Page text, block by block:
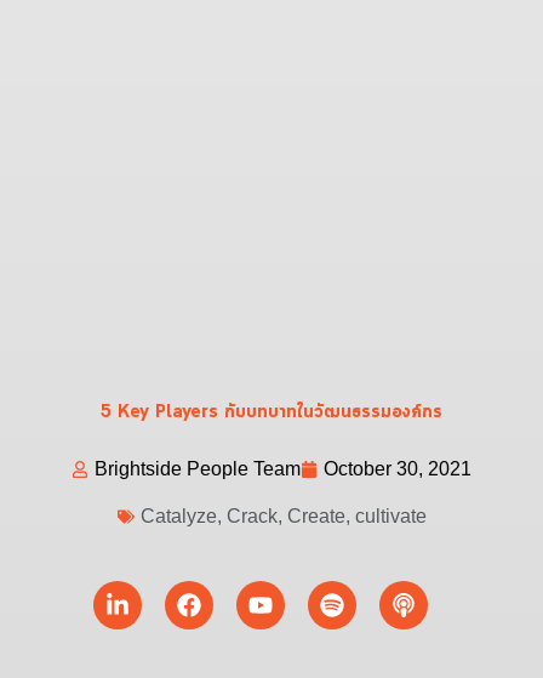
5 Key Players กับบทบาทในวัฒนธรรมองค์กร
Brightside People Team October 30, 2021
Catalyze, Crack, Create, cultivate
Linkedin-
in
FacebookYoutubeSpotifyPodcast